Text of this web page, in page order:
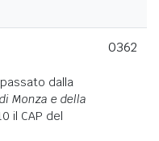
dalla
Monza e della
il CAP del
0362